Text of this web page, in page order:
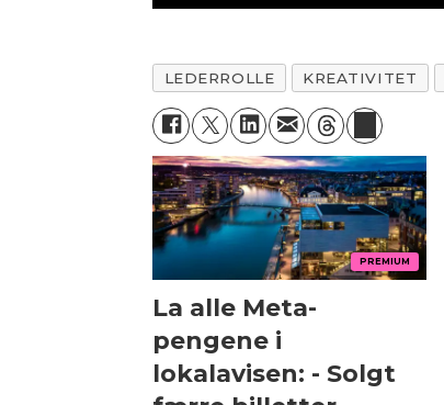
LEDERROLLE KREATIVITET
PREMIUM
La alle Meta-
pengene i
lokalavisen: - Solgt